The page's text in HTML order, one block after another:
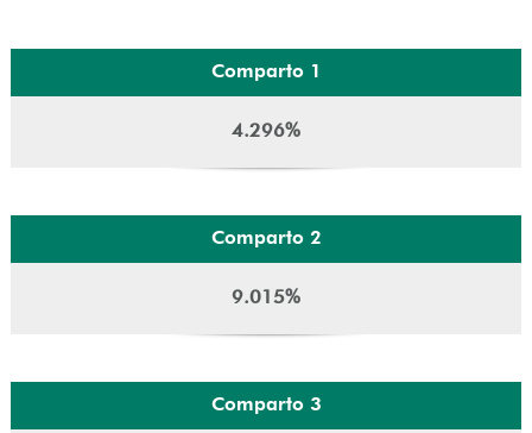
Comparto 1
4.296%
Comparto 2
9.015%
Comparto 3